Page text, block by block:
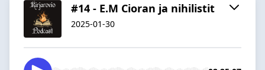
#14 - E.M Cioran ja nihilistit
2025-01-30